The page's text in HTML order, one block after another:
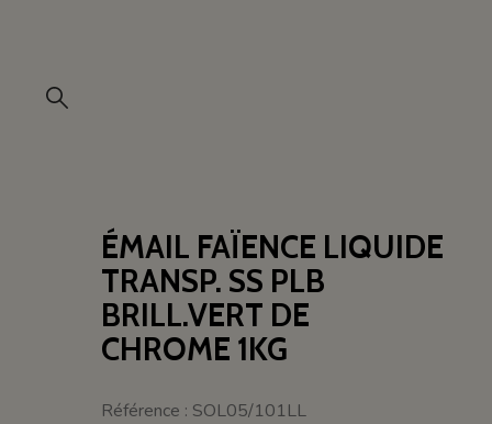
ÉMAIL FAÏENCE LIQUIDE
TRANSP. SS PLB
BRILL.VERT DE
CHROME 1KG
Référence : SOL05/101LL